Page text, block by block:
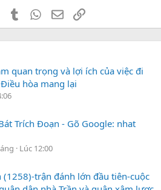
PinterestTumblr WhatsApp
EmailLink
quan trọng và lợi ích của việc đi
hòa mang lại
Trích Đoạn - Gõ Google: nhat
Lúc 12:00
(1258)-trận đánh lớn đầu tiên-cuộc